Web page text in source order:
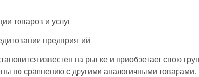
товаров и услуг
предприятий
известен на рынке и приобретает свою
по сравнению с другими аналогичными товарами.